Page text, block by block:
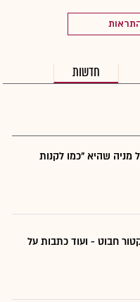
חדשות
שהיא "כמו לקנות
חבוט - ועוד כתבות על